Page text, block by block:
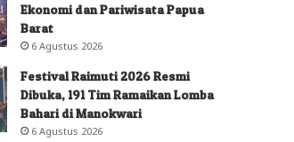
Ekonomi dan Pariwisata Papua
Barat
6 Agustus 2026
Festival Raimuti 2026 Resmi
Dibuka, 191 Tim Ramaikan Lomba
Bahari di Manokwari
6 Agustus 2026